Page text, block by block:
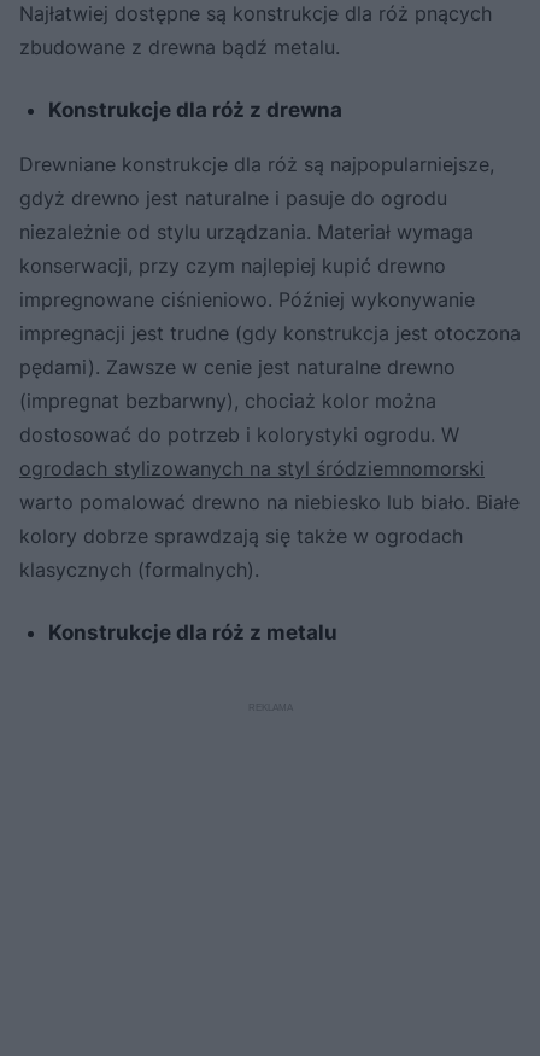
Najłatwiej dostępne są konstrukcje dla róż pnących
zbudowane z drewna bądź metalu.
Konstrukcje dla róż z drewna
Drewniane konstrukcje dla róż są najpopularniejsze,
gdyż drewno jest naturalne i pasuje do ogrodu
niezależnie od stylu urządzania. Materiał wymaga
konserwacji, przy czym najlepiej kupić drewno
impregnowane ciśnieniowo. Później wykonywanie
impregnacji jest trudne (gdy konstrukcja jest otoczona
pędami). Zawsze w cenie jest naturalne drewno
(impregnat bezbarwny), chociaż kolor można
dostosować do potrzeb i kolorystyki ogrodu. W
ogrodach stylizowanych na styl śródziemnomorski
warto pomalować drewno na niebiesko lub biało. Białe
kolory dobrze sprawdzają się także w ogrodach
klasycznych (formalnych).
Konstrukcje dla róż z metalu